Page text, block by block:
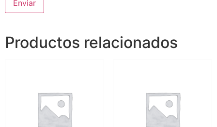
Productos relacionados